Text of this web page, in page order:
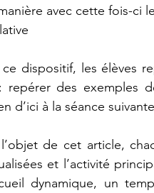
avec cette fois-ci
dispositif, les élèves
repérer des exemples
d’ici à la séance
de cet article,
et l’activité
dynamique, un